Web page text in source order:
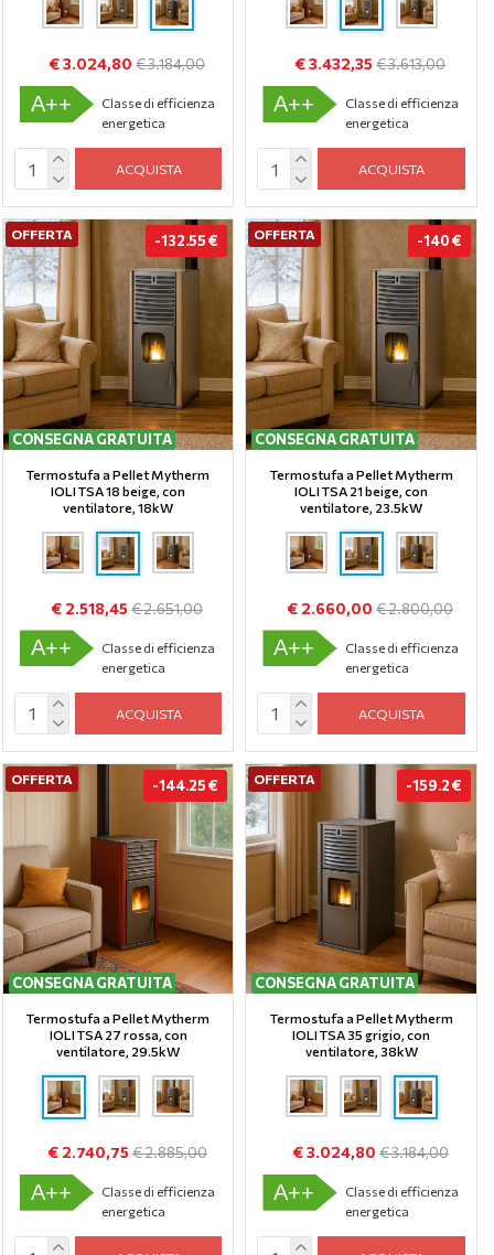
€ 3.024,80 € 3.184,00
A++
Classe di efficienza
energetica
ACQUISTA
€ 3.432,35 € 3.613,00
A++
Classe di efficienza
energetica
ACQUISTA
OFFERTA
CONSEGNA GRATUITA
-132.55 €
Termostufa a Pellet Mytherm
IOLI TSA 18 beige, con
ventilatore, 18kW
€ 2.518,45 € 2.651,00
A++
Classe di efficienza
energetica
ACQUISTA
OFFERTA
CONSEGNA GRATUITA
-140 €
Termostufa a Pellet Mytherm
IOLI TSA 21 beige, con
ventilatore, 23.5kW
€ 2.660,00 € 2.800,00
A++
Classe di efficienza
energetica
ACQUISTA
OFFERTA
CONSEGNA GRATUITA
-144.25 €
Termostufa a Pellet Mytherm
IOLI TSA 27 rossa, con
ventilatore, 29.5kW
€ 2.740,75 € 2.885,00
A++
Classe di efficienza
energetica
OFFERTA
CONSEGNA GRATUITA
-159.2 €
Termostufa a Pellet Mytherm
IOLI TSA 35 grigio, con
ventilatore, 38kW
€ 3.024,80 € 3.184,00
A++
Classe di efficienza
energetica